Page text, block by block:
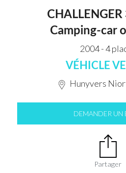
Camping-car
2004 - 4
VÉHICLE
Hunyvers
DEMANDER UN
Partager